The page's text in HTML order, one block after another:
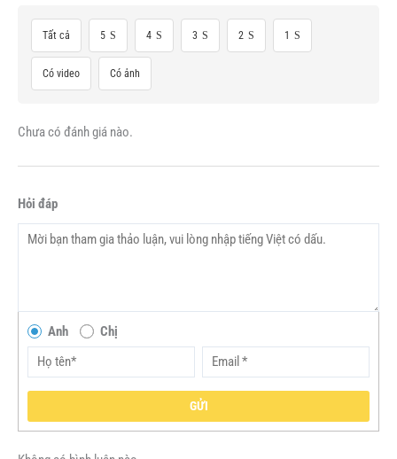
Tất cả 5 4 3 2 1
Có video Có ảnh
Chưa có đánh giá nào.
Hỏi đáp
Anh Chị
GỬI